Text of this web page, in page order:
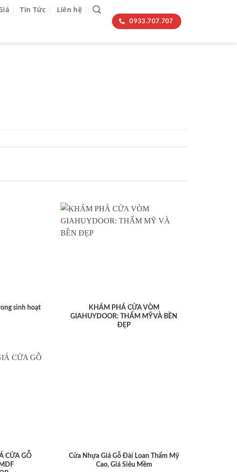
Tin Tức Liên hệ
0933.707.707
sinh hoạt
KHÁM PHÁ CỬA VÒM
GIAHUYDOOR: THẨM MỸ VÀ BỀN
ĐẸP
CỬA GỖ
Cửa Nhựa Giả Gỗ Đài Loan Thẩm Mỹ
Cao, Giá Siêu Mềm